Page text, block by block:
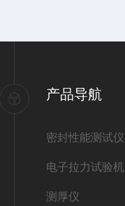
产品导航
密封性能测试仪
电子拉力试验机
测厚仪